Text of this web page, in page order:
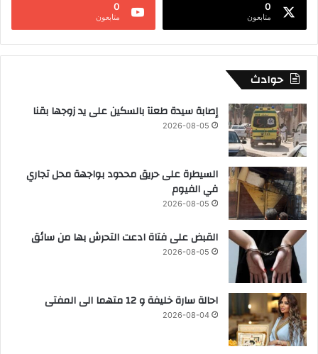
0
متابعون
0
متابعون
حوادث
إصابة سيدة طعنآ بالسكين على يد زوجها بقنا
2026-08-05
السيطرة على حريق محدود بواجهة محل تجاري
في الفيوم
2026-08-05
القبض على فتاة ادعت التحرش بها من سائق
2026-08-05
احالة سارة خليفة و 12 متهما الى المفتى
2026-08-04